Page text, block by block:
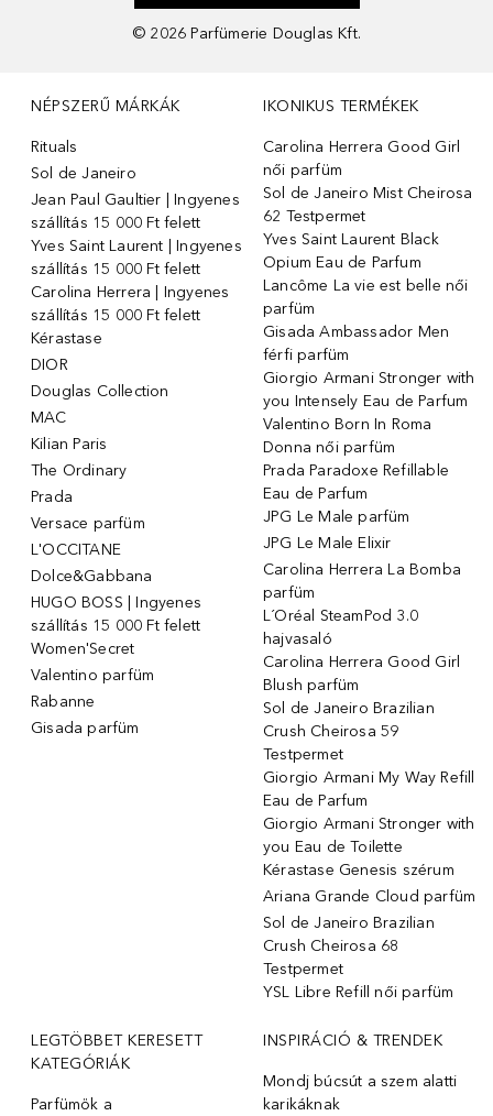
© 2026 Parfümerie Douglas Kft.
NÉPSZERŰ MÁRKÁK
Rituals
Sol de Janeiro
Jean Paul Gaultier | Ingyenes
szállítás 15 000 Ft felett
Yves Saint Laurent | Ingyenes
szállítás 15 000 Ft felett
Carolina Herrera | Ingyenes
szállítás 15 000 Ft felett
Kérastase
DIOR
Douglas Collection
MAC
Kilian Paris
The Ordinary
Prada
Versace parfüm
L'OCCITANE
Dolce&Gabbana
HUGO BOSS | Ingyenes
szállítás 15 000 Ft felett
Women'Secret
Valentino parfüm
Rabanne
Gisada parfüm
IKONIKUS TERMÉKEK
Carolina Herrera Good Girl
női parfüm
Sol de Janeiro Mist Cheirosa
62 Testpermet
Yves Saint Laurent Black
Opium Eau de Parfum
Lancôme La vie est belle női
parfüm
Gisada Ambassador Men
férfi parfüm
Giorgio Armani Stronger with
you Intensely Eau de Parfum
Valentino Born In Roma
Donna női parfüm
Prada Paradoxe Refillable
Eau de Parfum
JPG Le Male parfüm
JPG Le Male Elixir
Carolina Herrera La Bomba
parfüm
L´Oréal SteamPod 3.0
hajvasaló
Carolina Herrera Good Girl
Blush parfüm
Sol de Janeiro Brazilian
Crush Cheirosa 59
Testpermet
Giorgio Armani My Way Refill
Eau de Parfum
Giorgio Armani Stronger with
you Eau de Toilette
Kérastase Genesis szérum
Ariana Grande Cloud parfüm
Sol de Janeiro Brazilian
Crush Cheirosa 68
Testpermet
YSL Libre Refill női parfüm
LEGTÖBBET KERESETT
KATEGÓRIÁK
Parfümök ️a
INSPIRÁCIÓ & TRENDEK
Mondj búcsút a szem alatti
karikáknak